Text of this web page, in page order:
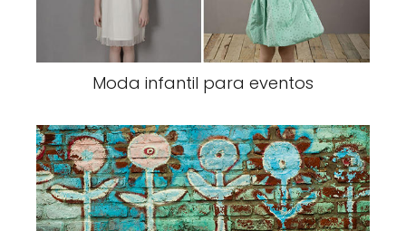
Moda infantil para eventos